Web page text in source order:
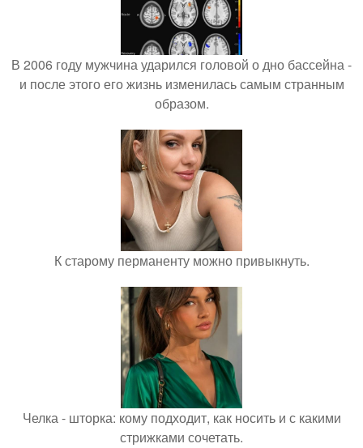
В 2006 году мужчина ударился головой о дно бассейна -
и после этого его жизнь изменилась самым странным
образом.
К старому перманенту можно привыкнуть.
Челка - шторка: кому подходит, как носить и с какими
стрижками сочетать.